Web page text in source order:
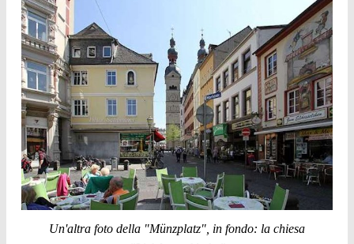
Un'altra foto della "Münzplatz", in fondo: la chiesa